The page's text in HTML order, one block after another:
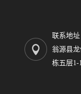
联系地址
翁源县
栋五层1-